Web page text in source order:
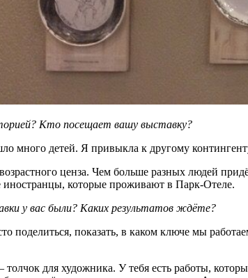
Кто посещает вашу выставку?
много детей. Я привыкла к другому
ценза. Чем больше разных людей
иностранцы, которые проживают в Парк-Отеле.
у вас были? Каких результатов ждёте?
поделиться, показать, в каком ключе мы
толчок для художника. У тебя есть работы,